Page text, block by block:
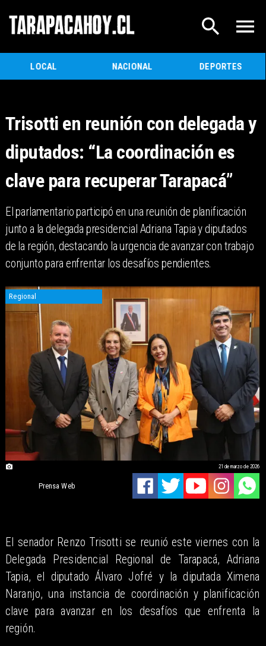
LOCAL NACIONAL DEPORTES
​Trisotti en reunión con delegada y
diputados: “La coordinación es
clave para recuperar Tarapacá”
​El parlamentario participó en una reunión de planificación
junto a la delegada presidencial Adriana Tapia y diputados
de la región, destacando la urgencia de avanzar con trabajo
conjunto para enfrentar los desafíos pendientes.
Regional
Prensa Web
21 de marzo de 2026
​El senador Renzo Trisotti se reunió este viernes con la
Delegada Presidencial Regional de Tarapacá, Adriana
Tapia, el diputado Álvaro Jofré y la diputada Ximena
Naranjo, una instancia de coordinación y planificación
clave para avanzar en los desafíos que enfrenta la
región.